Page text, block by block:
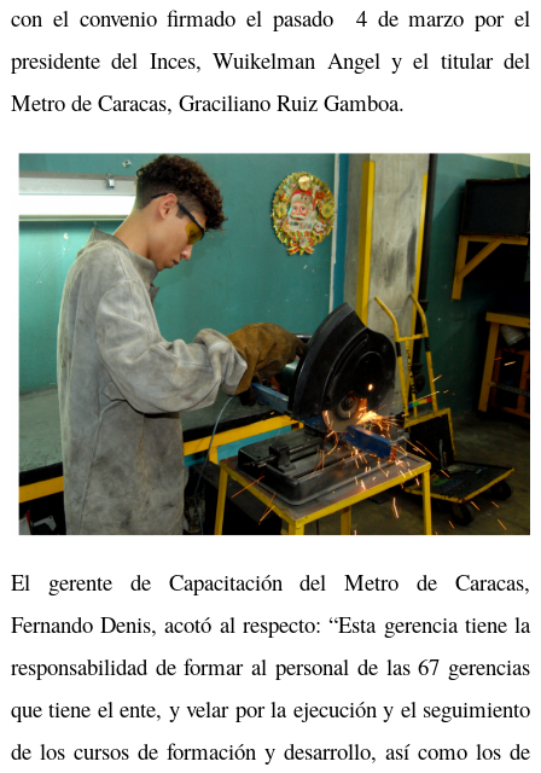
con el convenio firmado el pasado 4 de marzo por el
presidente del Inces, Wuikelman Angel y el titular del
Metro de Caracas, Graciliano Ruiz Gamboa.
El gerente de Capacitación del Metro de Caracas,
Fernando Denis, acotó al respecto: “Esta gerencia tiene la
responsabilidad de formar al personal de las 67 gerencias
que tiene el ente, y velar por la ejecución y el seguimiento
de los cursos de formación y desarrollo, así como los de